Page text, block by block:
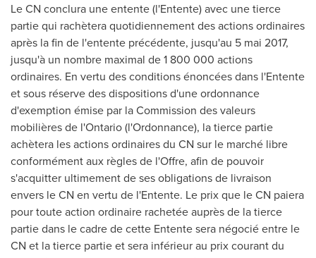
Le CN conclura une entente (l'Entente) avec une tierce
partie qui rachètera quotidiennement des actions ordinaires
après la fin de l'entente précédente, jusqu'au 5 mai 2017,
jusqu'à un nombre maximal de 1 800 000 actions
ordinaires. En vertu des conditions énoncées dans l'Entente
et sous réserve des dispositions d'une ordonnance
d'exemption émise par la Commission des valeurs
mobilières de l'Ontario(l'Ordonnance), la tierce partie
achètera les actions ordinaires du CN sur le marché libre
conformément aux règles de l'Offre, afin de pouvoir
s'acquitter ultimement de ses obligations de livraison
envers le CN en vertu de l'Entente. Le prix que le CN paiera
pour toute action ordinaire rachetée auprès de la tierce
partie dans le cadre de cette Entente sera négocié entre le
CN et la tierce partie et sera inférieur au prix courant du